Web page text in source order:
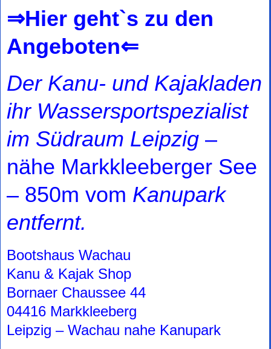
⇒Hier geht`s zu den
Angeboten⇐
Der Kanu- und Kajakladen
ihr Wassersportspezialist
im Südraum Leipzig–
nähe Markkleeberger See
– 850m vom Kanupark
entfernt.
Bootshaus Wachau
Kanu & Kajak Shop
Bornaer Chaussee 44
04416 Markkleeberg
Leipzig – Wachau nahe Kanupark